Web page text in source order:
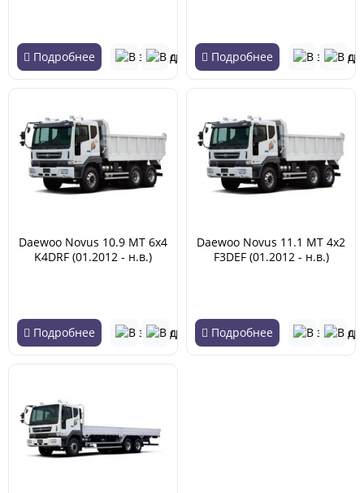
Подробнее Подробнее
Daewoo Novus 10.9 MT 6x4
K4DRF (01.2012 - н.в.)
Подробнее
Daewoo Novus 11.1 MT 4x2
F3DEF (01.2012 - н.в.)
Подробнее